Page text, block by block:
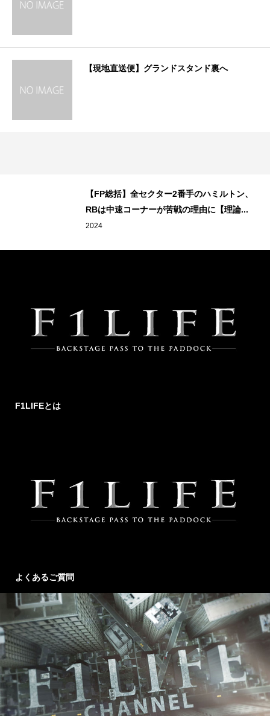
【現地直送便】グランドスタンド裏へ
【FP総括】全セクター2番手のハミルトン、
RBは中速コーナーが苦戦の理由に【理論...
2024
F1LIFEとは
よくあるご質問